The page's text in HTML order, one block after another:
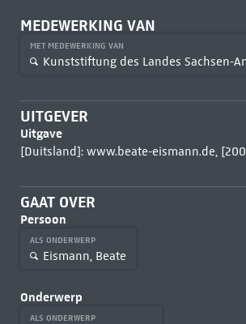
MEDEWERKING VAN
MET MEDEWERKING VAN
Kunststiftung des Landes Sachsen-
UITGEVER
Uitgave
[Duitsland]: www.beate-eismann.de,
GAAT OVER
Persoon
ALS ONDERWERP
Eismann, Beate
Onderwerp
ALS ONDERWERP